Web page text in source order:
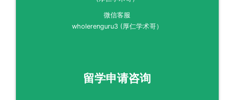
微信客服
wholerenguru3 (厚仁学术哥）
留学申请咨询